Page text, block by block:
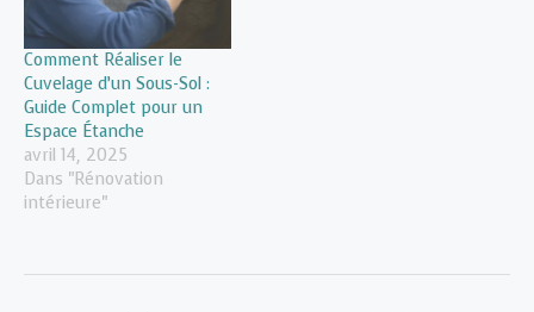
Comment Réaliser le
Cuvelage d’un Sous-Sol :
Guide Complet pour un
Espace Étanche
avril 14, 2025
Dans "Rénovation
intérieure"